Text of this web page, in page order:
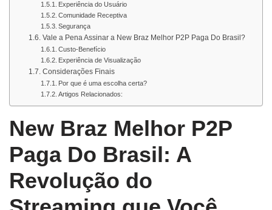
Experiência do Usuário
Comunidade Receptiva
Segurança
Vale a Pena Assinar a New Braz Melhor P2P Paga Do Brasil?
Custo-Benefício
Experiência de Visualização
Considerações Finais
Por que é uma escolha certa?
Artigos Relacionados:
New Braz Melhor P2P
Paga Do Brasil: A
Revolução do